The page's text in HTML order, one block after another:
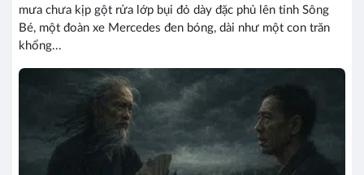
mưa chưa kịp gột rửa lớp bụi đỏ dày đặc phủ lên tỉnh Sông
Bé, một đoàn xe Mercedes đen bóng, dài như một con trăn
khổng...